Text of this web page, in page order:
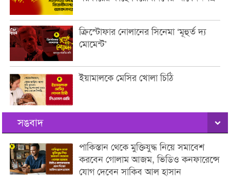
ক্রিস্টোফার নোলানের সিনেমা ‘মূহুর্ত দ্য
মোমেন্ট’
ইয়ামালকে মেসির খোলা চিঠি
সঙবাদ
পাকিস্তান থেকে মুক্তিযুদ্ধ নিয়ে সমাবেশ
করবেন গোলাম আজম, ভিডিও কনফারেন্সে
যোগ দেবেন সাকিব আল হাসান